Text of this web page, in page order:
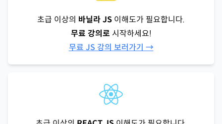
초급 이상의 바닐라 JS 이해도가 필요합니다.
무료 강의로 시작하세요!
무료 JS 강의 보러가기 →